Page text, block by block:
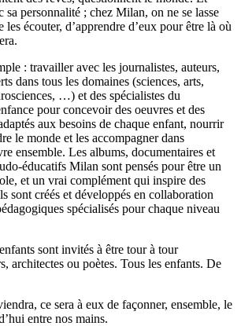
sa personnalité ; chez Milan, on ne se lasse
les écouter, d’apprendre d’eux pour être là où
: travailler avec les journalistes, auteurs,
dans tous les domaines (sciences, arts,
…) et des spécialistes du
pour concevoir des oeuvres et des
aux besoins de chaque enfant, nourrir
le monde et les accompagner dans
ensemble. Les albums, documentaires et
éducatifs Milan sont pensés pour être un
et un vrai complément qui inspire des
sont créés et développés en collaboration
spécialisés pour chaque niveau
sont invités à être tour à tour
architectes ou poètes. Tous les enfants. De
ce sera à eux de façonner, ensemble, le
entre nos mains.